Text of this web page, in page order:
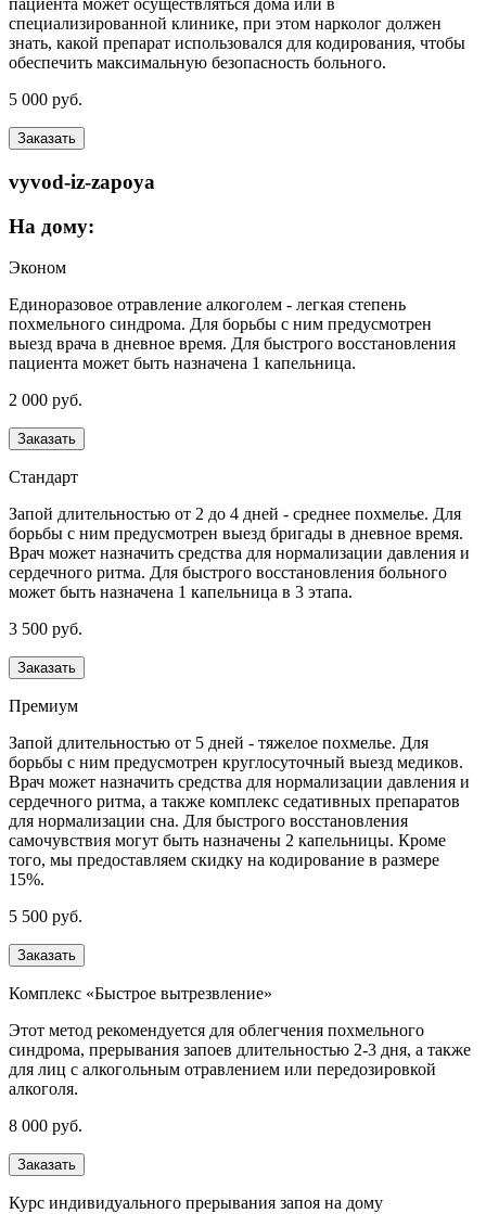
пациента может осуществляться дома или в
специализированной клинике, при этом нарколог должен
знать, какой препарат использовался для кодирования, чтобы
обеспечить максимальную безопасность больного.
5 000 руб.
Заказать
vyvod-iz-zapoya
На дому:
Эконом
Единоразовое отравление алкоголем - легкая степень
похмельного синдрома. Для борьбы с ним предусмотрен
выезд врача в дневное время. Для быстрого восстановления
пациента может быть назначена 1 капельница.
2 000 руб.
Заказать
Стандарт
Запой длительностью от 2 до 4 дней - среднее похмелье. Для
борьбы с ним предусмотрен выезд бригады в дневное время.
Врач может назначить средства для нормализации давления и
сердечного ритма. Для быстрого восстановления больного
может быть назначена 1 капельница в 3 этапа.
3 500 руб.
Заказать
Премиум
Запой длительностью от 5 дней - тяжелое похмелье. Для
борьбы с ним предусмотрен круглосуточный выезд медиков.
Врач может назначить средства для нормализации давления и
сердечного ритма, а также комплекс седативных препаратов
для нормализации сна. Для быстрого восстановления
самочувствия могут быть назначены 2 капельницы. Кроме
того, мы предоставляем скидку на кодирование в размере
15%.
5 500 руб.
Заказать
Комплекс «Быстрое вытрезвление»
Этот метод рекомендуется для облегчения похмельного
синдрома, прерывания запоев длительностью 2-3 дня, а также
для лиц с алкогольным отравлением или передозировкой
алкоголя.
8 000 руб.
Заказать
Курс индивидуального прерывания запоя на дому